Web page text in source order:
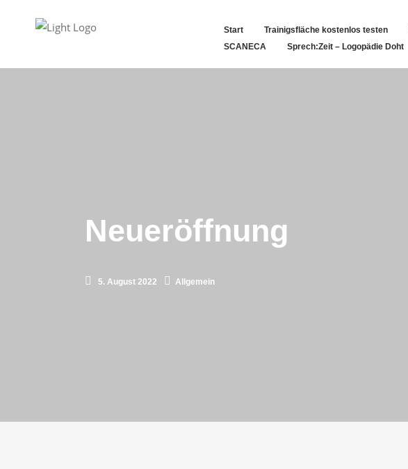
Start Trainigsfläche kostenlos testen
SCANECA
Sprech:Zeit – Logopädie Doht
Neueröffnung
5. August 2022 Allgemein